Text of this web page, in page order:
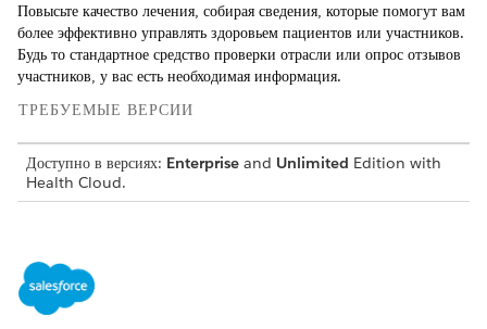
Повысьте качество лечения, собирая сведения, которые помогут вам
более эффективно управлять здоровьем пациентов или участников.
Будь то стандартное средство проверки отрасли или опрос отзывов
участников, у вас есть необходимая информация.
ТРЕБУЕМЫЕ ВЕРСИИ
Доступно в версиях: Enterprise and Unlimited Edition with
Health Cloud.
помогают улучшить управление лечением, собирая отзывы
пациентов и участников. Сравните возможности каждой
функции, чтобы определить, какая из них больше всего